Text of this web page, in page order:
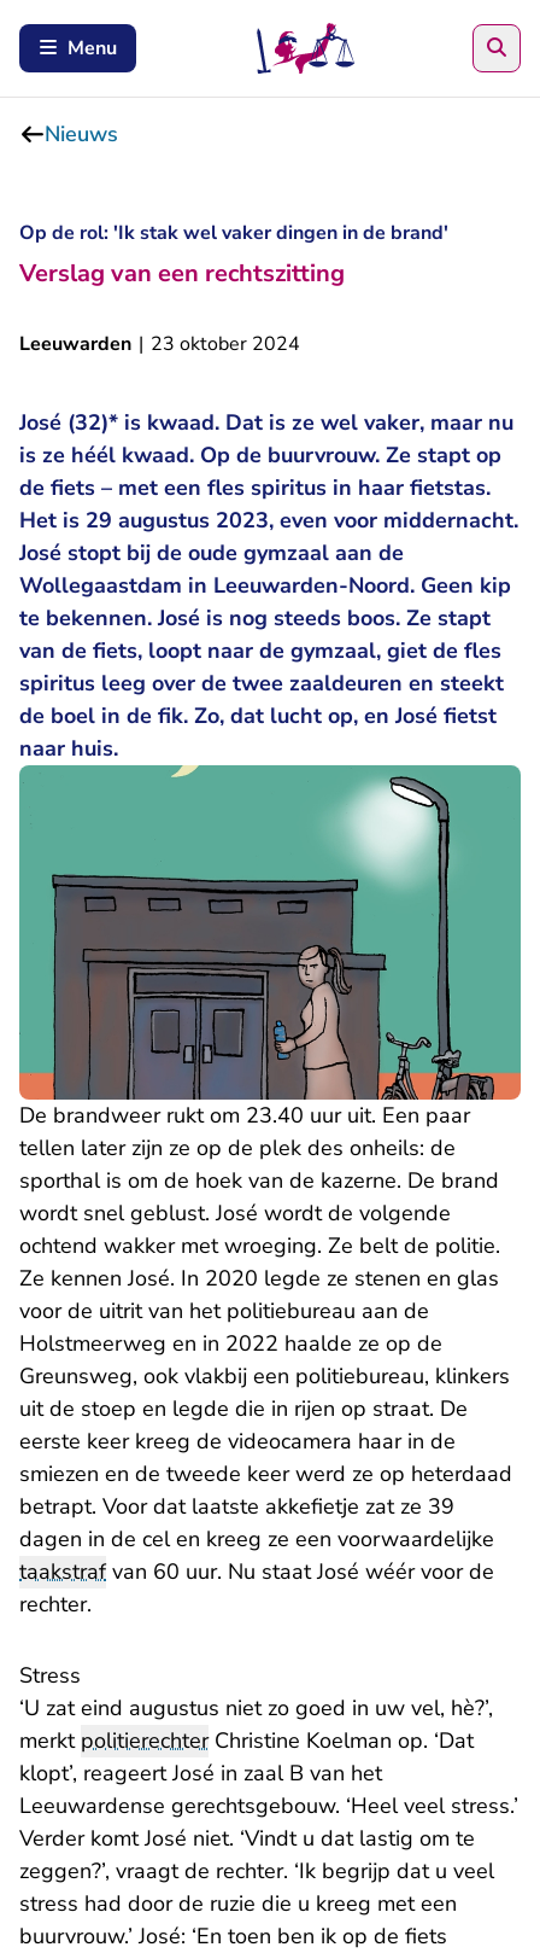
Menu
Nieuws
Op de rol: 'Ik stak wel vaker dingen in de brand'
Verslag van een rechtszitting
Leeuwarden | 23 oktober 2024
José (32)* is kwaad. Dat is ze wel vaker, maar nu
is ze héél kwaad. Op de buurvrouw. Ze stapt op
de fiets – met een fles spiritus in haar fietstas.
Het is 29 augustus 2023, even voor middernacht.
José stopt bij de oude gymzaal aan de
Wollegaastdam in Leeuwarden-Noord. Geen kip
te bekennen. José is nog steeds boos. Ze stapt
van de fiets, loopt naar de gymzaal, giet de fles
spiritus leeg over de twee zaaldeuren en steekt
de boel in de fik. Zo, dat lucht op, en José fietst
naar huis.
De brandweer rukt om 23.40 uur uit. Een paar
tellen later zijn ze op de plek des onheils: de
sporthal is om de hoek van de kazerne. De brand
wordt snel geblust. José wordt de volgende
ochtend wakker met wroeging. Ze belt de politie.
Ze kennen José. In 2020 legde ze stenen en glas
voor de uitrit van het politiebureau aan de
Holstmeerweg en in 2022 haalde ze op de
Greunsweg, ook vlakbij een politiebureau, klinkers
uit de stoep en legde die in rijen op straat. De
eerste keer kreeg de videocamera haar in de
smiezen en de tweede keer werd ze op heterdaad
betrapt. Voor dat laatste akkefietje zat ze 39
dagen in de cel en kreeg ze een voorwaardelijke
taakstrafvan 60 uur. Nu staat José wéér voor de
rechter.
Stress
‘U zat eind augustus niet zo goed in uw vel, hè?’,
merkt politierechterChristine Koelman op. ‘Dat
klopt’, reageert José in zaal B van het
Leeuwardense gerechtsgebouw. ‘Heel veel stress.’
Verder komt José niet. ‘Vindt u dat lastig om te
zeggen?’, vraagt de rechter. ‘Ik begrijp dat u veel
stress had door de ruzie die u kreeg met een
buurvrouw.’ José: ‘En toen ben ik op de fiets